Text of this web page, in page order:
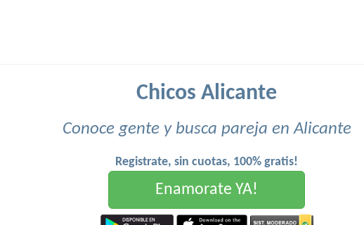
Chicos Alicante
Conoce gente y busca pareja en Alicante
Registrate, sin cuotas, 100% gratis!
Enamorate YA!